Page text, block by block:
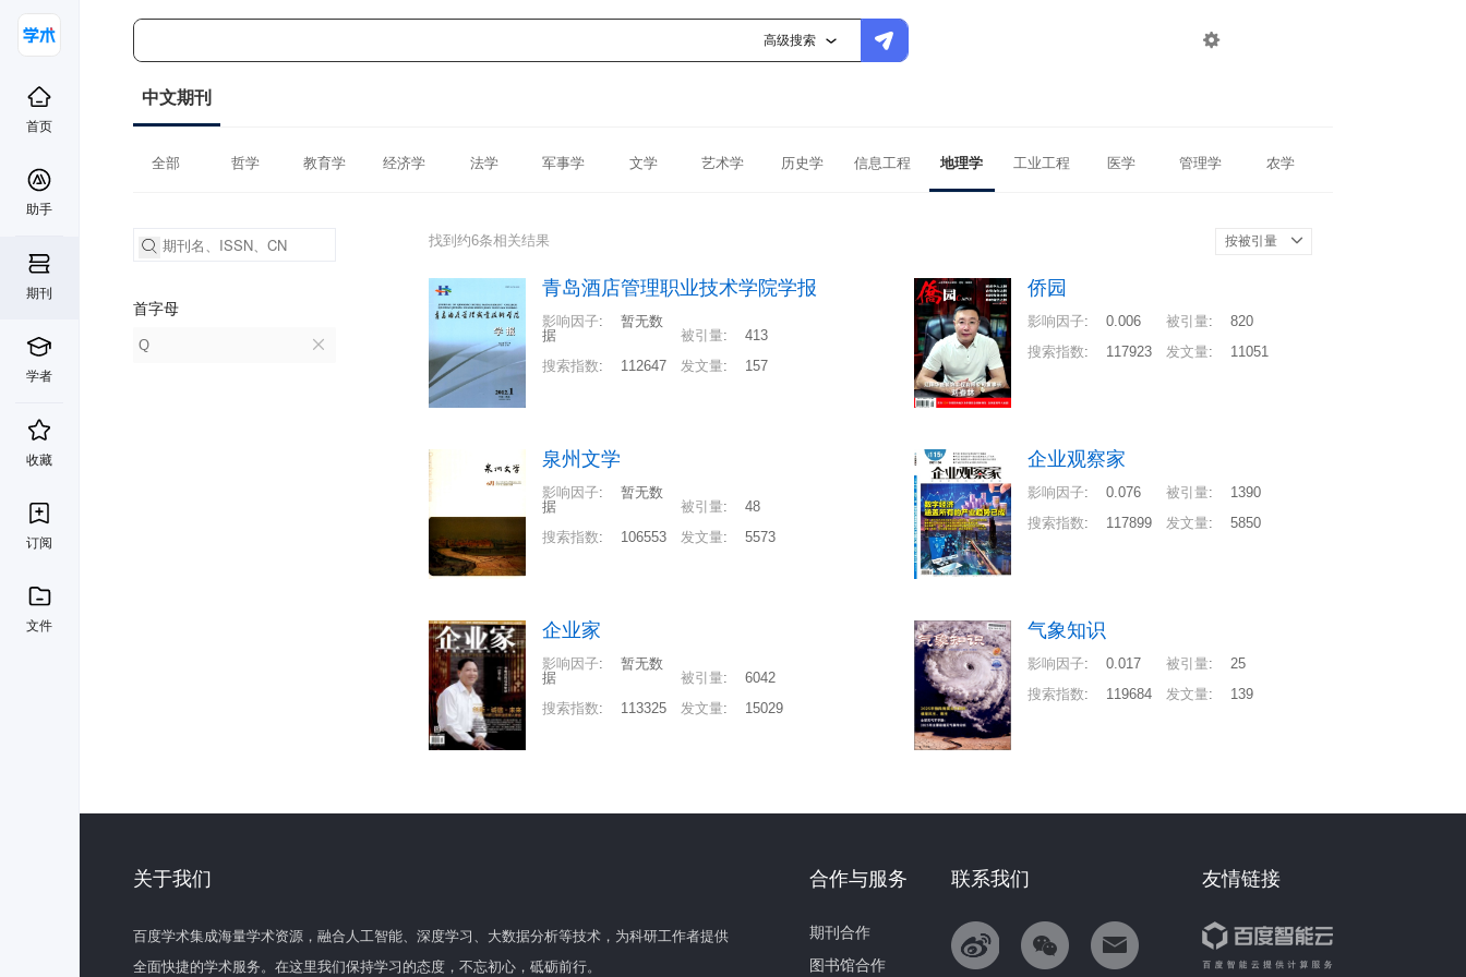
高级搜索 
首页
助手
期刊
学者
收藏
订阅
文件
中文期刊
全部 哲学 教育学 经济学 法学 军事学 文学 艺术学 历史学 信息工程 地理学 工业工程 医学 管理学 农学
首字母
Q
找到约6条相关结果 按被引量
青岛酒店管理职业技术学院学报
影响因子:
暂无数
据
被引量:
413
搜索指数: 112647 发文量: 157
侨园
影响因子: 0.006 被引量:
820
搜索指数: 117923 发文量: 11051
泉州文学
影响因子:
暂无数
据
被引量:
48
搜索指数: 106553 发文量: 5573
企业观察家
影响因子: 0.076 被引量:
1390
搜索指数: 117899 发文量: 5850
企业家
影响因子:
暂无数
据
被引量:
6042
搜索指数: 113325 发文量: 15029
气象知识
影响因子: 0.017 被引量:
25
搜索指数: 119684 发文量: 139
关于我们
百度学术集成海量学术资源，融合人工智能、深度学习、大数据分析等技术，为科研工作者提供
全面快捷的学术服务。在这里我们保持学习的态度，不忘初心，砥砺前行。
友情链接
联系我们
合作与服务
期刊合作
图书馆合作